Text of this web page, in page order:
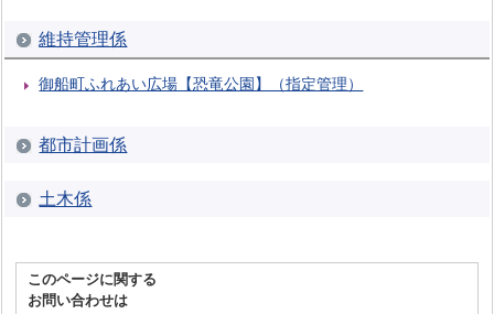
維持管理係
御船町ふれあい広場【恐竜公園】（指定管理）
都市計画係
土木係
このページに関する
お問い合わせは